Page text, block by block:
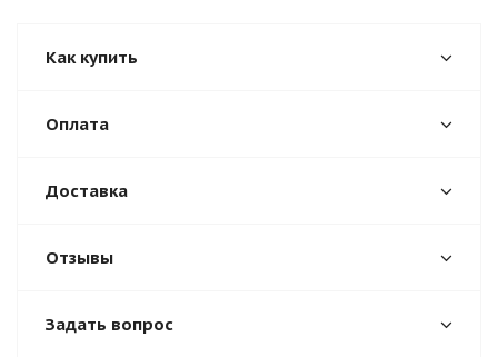
Как купить
Оплата
Доставка
Отзывы
Задать вопрос